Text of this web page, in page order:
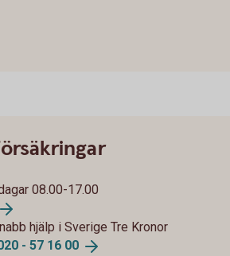
08.00-17.00
hjälp i Sverige Tre Kronor
- 57 16 00